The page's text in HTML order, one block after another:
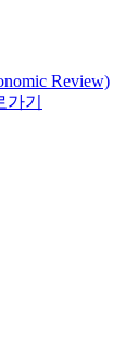
Review)
기